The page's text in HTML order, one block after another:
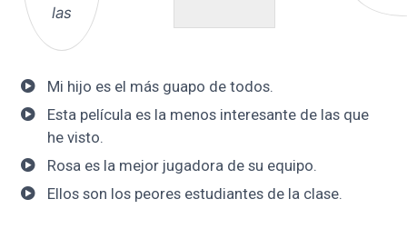
las
Mi hijo es el más guapo de todos.
Esta película es la menos interesante de las que
he visto.
Rosa es la mejor jugadora de su equipo.
Ellos son los peores estudiantes de la clase.